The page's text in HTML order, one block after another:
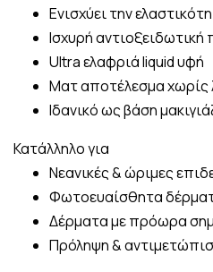
Ενισχύει την
Ισχυρή
Ultra ελαφριά liquid υφή
Ματ αποτέλεσμα χωρίς
Ιδανικό ως βάση
Κατάλληλο για
Νεανικές & ώριμες
Φωτοευαίσθητα
Δέρματα με πρόωρα
Πρόληψη &